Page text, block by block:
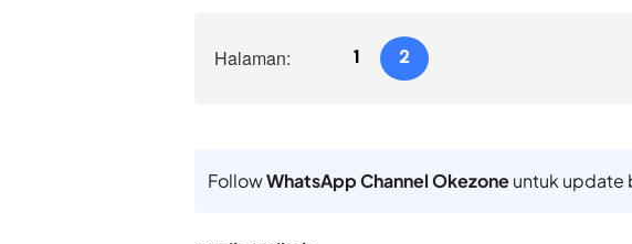
Halaman: 1 2
FollowWhatsApp Channel Okezoneuntuk update